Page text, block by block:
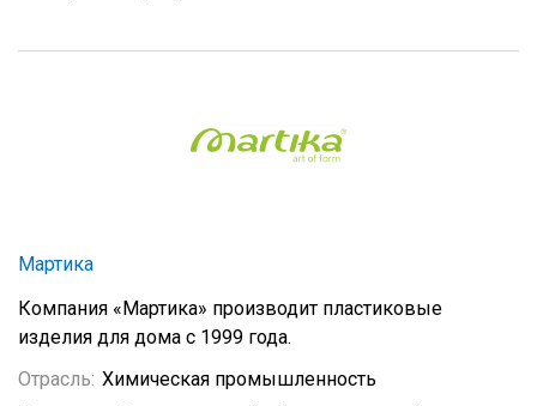
Мартика
Компания «Мартика» производит пластиковые
изделия для дома с 1999 года.
Отрасль: Химическая промышленность